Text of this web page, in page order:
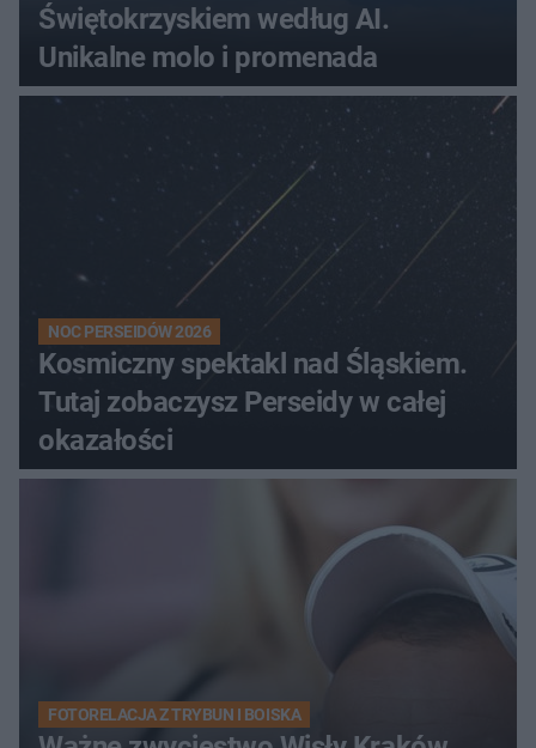
Świętokrzyskiem według AI.
Unikalne molo i promenada
NOC PERSEIDÓW 2026
Kosmiczny spektakl nad Śląskiem.
Tutaj zobaczysz Perseidy w całej
okazałości
FOTORELACJA Z TRYBUN I BOISKA